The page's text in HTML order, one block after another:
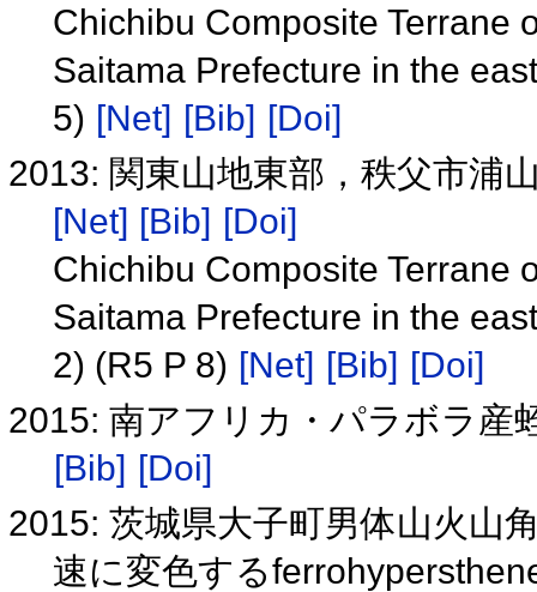
Chichibu Composite Terrane
Saitama Prefecture in the
5) [Net] [Bib] [Doi]
2013: 関東山地東部，秩父市浦
[Net] [Bib] [Doi]
Chichibu Composite Terrane
Saitama Prefecture in the
2) (R5 P 8) [Net] [Bib] [Doi]
2015: 南アフリカ・パラボラ産
[Bib] [Doi]
2015: 茨城県大子町男体山火山
速に変色する